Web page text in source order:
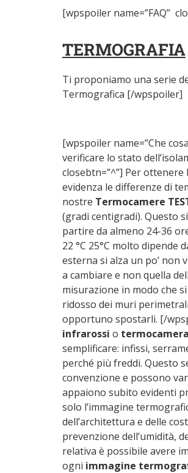
[wpspoiler name=”FAQ”
TERMOGRAFIA
Ti proponiamo una serie
Termografica [/wpspoiler]
[wpspoiler name=”Che
verificare lo stato
closebtn=”^”] Per
evidenza le differenze di
nostre Termocamere
(gradi centigradi). Questo
partire da almeno 24-36
22 °C 25°C molto
esterna si alza un po’ non
a cambiare e non quella
misurazione in modo che
ridosso dei muri
opportuno spostarli. [/
infrarossi o termocamera
semplificare: infissi,
perché più freddi. Questo
convenzione e possono
appaiono subito evidenti
solo l’immagine
dell’architettura e delle
prevenzione dell’umidità,
relativa è possibile avere
ogni immagine